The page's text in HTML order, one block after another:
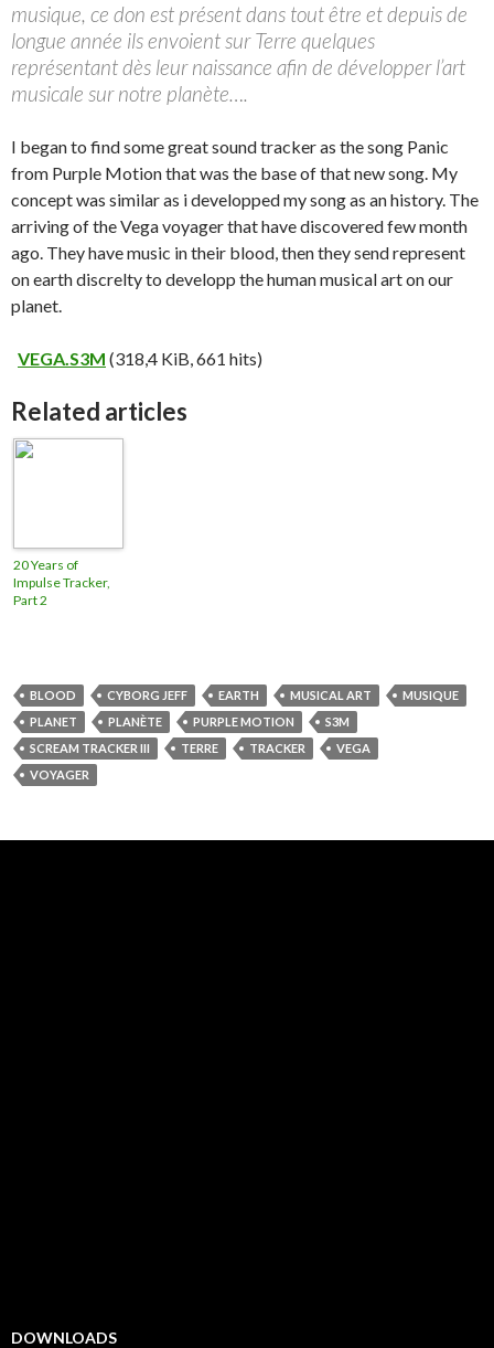
musique, ce don est présent dans tout être et depuis de
longue année ils envoient sur Terre quelques
représentant dès leur naissance afin de développer l’art
musicale sur notre planète….
I began to find some great sound tracker as the song Panic
from Purple Motion that was the base of that new song. My
concept was similar as i developped my song as an history. The
arriving of the Vega voyager that have discovered few month
ago. They have music in their blood, then they send represent
on earth discrelty to developp the human musical art on our
planet.
VEGA.S3M (318,4 KiB, 661 hits)
Related articles
20 Years of
Impulse Tracker,
Part 2
BLOOD CYBORG JEFF EARTH MUSICAL ART
MUSIQUE
PLANET
PLANÈTE PURPLE MOTION
S3M
SCREAM TRACKER III
TERRE TRACKER
VEGA
VOYAGER
DOWNLOADS